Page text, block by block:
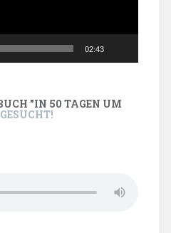
02:43
"IN 50 TAGEN UM